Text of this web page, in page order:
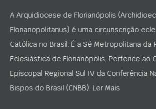
A Arquidiocese de Florianópolis
Florianopolitanus) é uma circunscrição
Católica no Brasil. É a Sé Metropolitana da
Eclesiástica de Florianópolis. Pertence ao
Episcopal Regional Sul IV da Conferência
Bispos do Brasil (CNBB). Ler Mais